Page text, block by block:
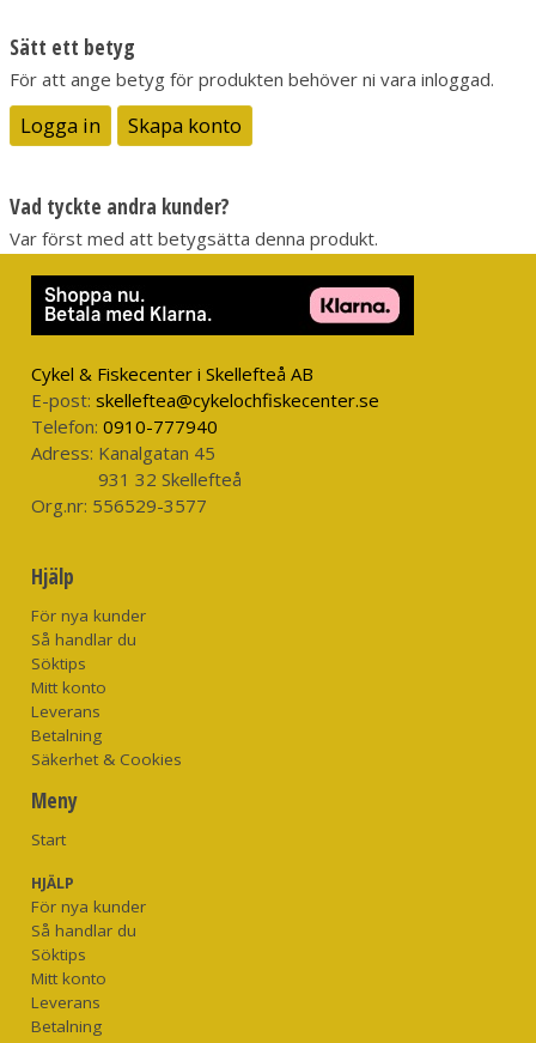
Sätt ett betyg
För att ange betyg för produkten behöver ni vara inloggad.
Logga in Skapa konto
Vad tyckte andra kunder?
Var först med att betygsätta denna produkt.
Cykel & Fiskecenter i Skellefteå AB
E-post: skelleftea@cykelochfiskecenter.se
Telefon: 0910-777940
Adress: Kanalgatan 45
931 32 Skellefteå
Org.nr: 556529-3577
Hjälp
För nya kunder
Så handlar du
Söktips
Mitt konto
Leverans
Betalning
Säkerhet & Cookies
Meny
Start
HJÄLP
För nya kunder
Så handlar du
Söktips
Mitt konto
Leverans
Betalning